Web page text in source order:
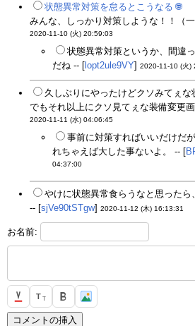
状態異常対策を怠るとこうなる 🌐
みんな、しっかり対策しような！！（
2020-11-10 (火) 20:59:03
状態異常対策というか、間違
だね -- [ lopt2ule9VY] 2020-11-10 (火)
久しぶりにやったけどクソみてぇな
でもそれ以上にクソ見てぇな装備変更
2020-11-11 (水) 04:06:45
事前に対策すればいいだけだ
れちゃえば大した事ないよ。 -- [
04:37:00
やけに状態異常食らうなと思ったら
-- [sjVe90tSTgw] 2020-11-12 (木) 16:13:31
お名前:
T T